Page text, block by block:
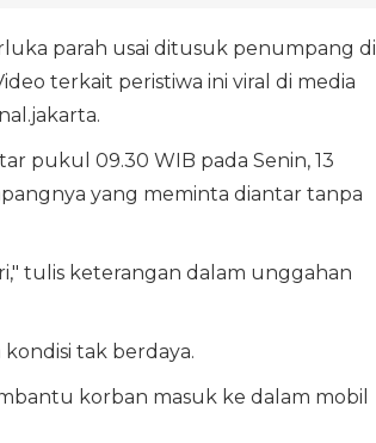
parah usai ditusuk penumpang di
terkait peristiwa ini viral di media
pukul 09.30 WIB pada Senin, 13
yang meminta diantar tanpa
tulis keterangan dalam unggahan
tak berdaya.
korban masuk ke dalam mobil